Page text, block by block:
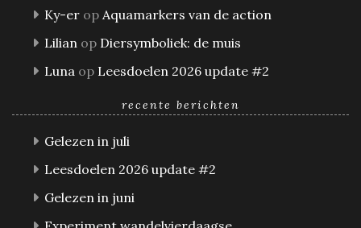
Ky-er op Aquamarkers van de action
Lilian op Diersymboliek: de muis
Luna op Leesdoelen 2026 update #2
recente berichten
Gelezen in juli
Leesdoelen 2026 update #2
Gelezen in juni